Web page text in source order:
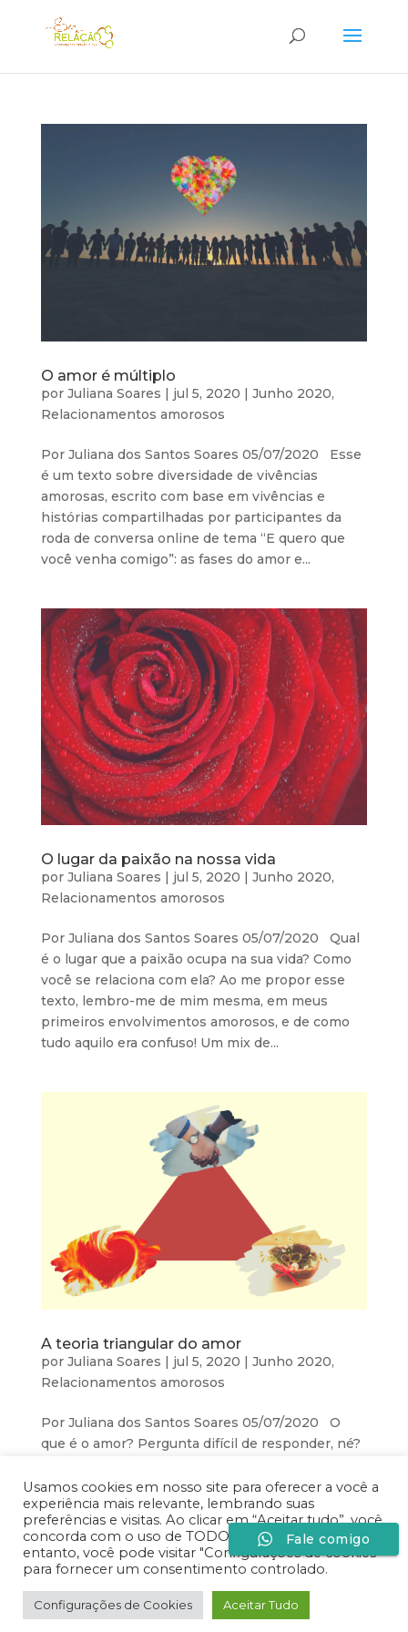
O amor é múltiplo
por Juliana Soares | jul 5, 2020 | Junho 2020,
Relacionamentos amorosos
Por Juliana dos Santos Soares 05/07/2020 Esse
é um texto sobre diversidade de vivências
amorosas, escrito com base em vivências e
histórias compartilhadas por participantes da
roda de conversa online de tema “E quero que
você venha comigo”: as fases do amor e...
O lugar da paixão na nossa vida
por Juliana Soares jul 5, 2020 Junho 2020,
Relacionamentos amorosos
Por Juliana dos Santos Soares 05/07/2020 Qual
é o lugar que a paixão ocupa na sua vida? Como
você se relaciona com ela? Ao me propor esse
texto, lembro-me de mim mesma, em meus
primeiros envolvimentos amorosos, e de como
tudo aquilo era confuso! Um mix de...
A teoria triangular do amor
por Juliana Soares | jul 5, 2020 | Junho 2020,
Relacionamentos amorosos
Por Juliana dos Santos Soares 05/07/2020 O
que é o amor? Pergunta difícil de responder, né?
vezes como ação, até mesmo como arte a ser
desenvolvida… O certo é que a vivência do amor
mexe imensamente conosco. E...
Desenvolvido porEspeciaria Comunicação Sob
Medida
Usamos cookies em nosso site para oferecer a você a
experiência mais relevante, lembrando suas
preferências e visitas. Ao clicar em “Aceitar tudo”, você
concorda com o uso de TODOS os cookies. No
entanto, você pode visitar "Configurações de cookies"
para fornecer um consentimento controlado.
Configurações de Cookies Aceitar Tudo
Fale comigo